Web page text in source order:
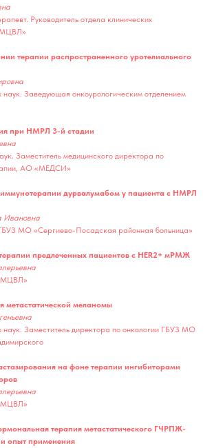
Руководитель отдела клинических
терапии распространенного уротелиального
наук. Заведующая онкоурологическим отделением
при НМРЛ 3-й стадии
Заместитель медицинского директора по
АО «МЕДСИ»
иммунотерапии дурвалумабом у пациента с НМРЛ
Ивановна
МО «Сергиево-Посадская районная больница»
предлеченных пациентов с HER2+ мРМЖ
метастатической меланомы
наук. Заместитель директора по онкологии ГБУЗ МО
на фоне терапии ингибиторами
терапия метастатического ГЧРПЖ-
опыт применения